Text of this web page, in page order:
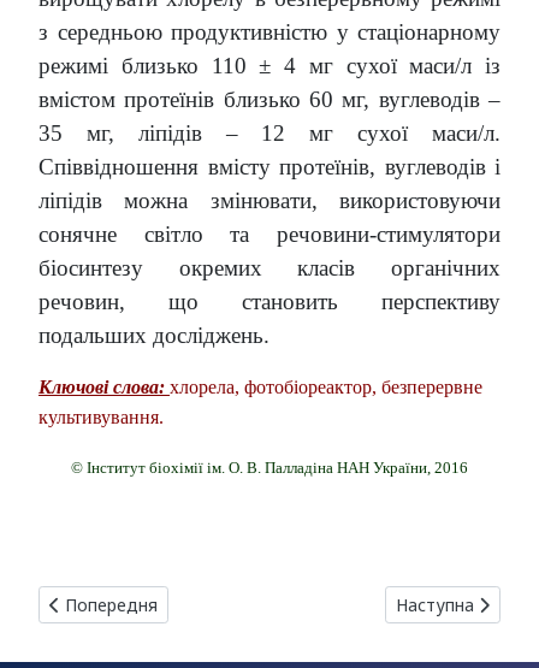
з середньою продуктивністю у стаціонарному
режимі близько 110 ± 4 мг сухої маси/л із
вмістом протеїнів близько 60 мг, вуглеводів –
35 мг, ліпідів – 12 мг сухої маси/л.
Співвідношення вмісту протеїнів, вуглеводів і
ліпідів можна змінювати, використовуючи
сонячне світло та речовини-стимулятори
біосинтезу окремих класів органічних
речовин, що становить перспективу
подальших досліджень.
Ключові слова: хлорела, фотобіореактор, безперервне
культивування.
© Інститут біохімії ім. О. В. Палладіна НАН України, 2016
Попередня стаття: КУЛЬТИВУВАННЯ ТКАНИНИ
Попередня Наступна
Наступна